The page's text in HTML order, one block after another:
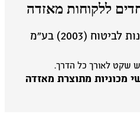
ללקוחות מאזדה
(2003) בע״מ
לאורך כל הדרך.
מתוצרת מאזדה